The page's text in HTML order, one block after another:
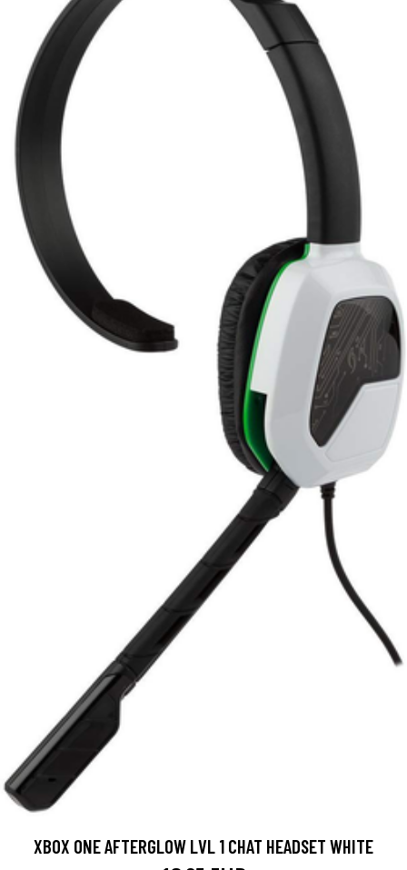
XBOX ONE AFTERGLOW LVL 1 CHAT HEADSET WHITE